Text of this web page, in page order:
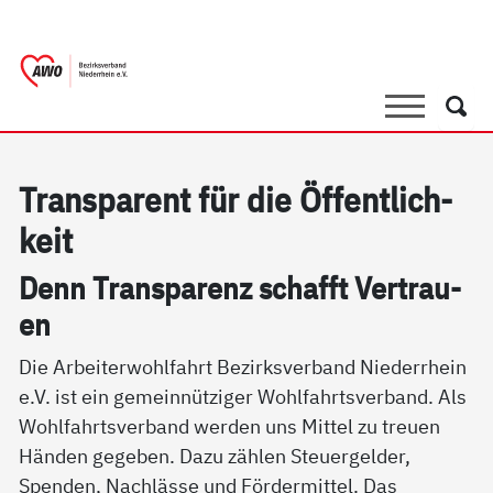
SucheSuche
Tran­s­pa­rent für die Öf­f­ent­lich­
keit
Denn Tran­s­pa­renz schafft Ver­trau­
en
Die Arbeiterwohlfahrt Bezirksverband Niederrhein
e.V. ist ein gemeinnütziger Wohlfahrtsverband. Als
Wohlfahrtsverband werden uns Mittel zu treuen
Händen gegeben. Dazu zählen Steuergelder,
Spenden, Nachlässe und Fördermittel. Das